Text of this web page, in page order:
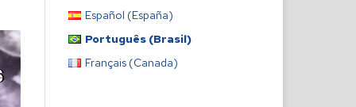
Español (España)
Português (Brasil)
Français (Canada)